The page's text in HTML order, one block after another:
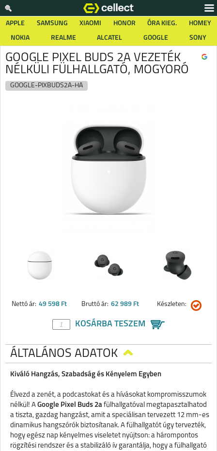
APPLE SAMSUNG XIAOMI HONOR ÓRA KIEG.
HOMEY
NOKIA
REALME ALCATEL GOOGLE SONY
GOOGLE PIXEL BUDS 2A VEZETÉK
NÉLKÜLI FÜLHALLGATÓ, MOGYORÓ
GOOGLE-PIXBUDS2A-HA
Nettó ár: 49 598 Ft Bruttó ár: 62 989 Ft Készleten:
KOSÁRBA TESZEM
ÁLTALÁNOS ADATOK
Kiváló Hangzás, Szabadság és Kényelem Egyben
Élvezd a zenét, a podcastokat és a hívásokat kompromisszumok
nélkül! A Google Pixel Buds 2a fülhallgatóval megtapasztalhatod
a tiszta, gazdag hangzást, amit a speciálisan tervezett 12 mm-es
dinamikus hangszórók biztosítanak. A fülhallgatót úgy tervezték,
hogy egész nap kényelmes viseletet nyújtson: a hárompontos
rögzítési rendszer és a stabilizáló ív garantálja, hogy a fülhallgató